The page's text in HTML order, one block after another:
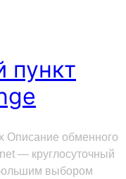
пункт
Описание обменного
— круглосуточный
выбором